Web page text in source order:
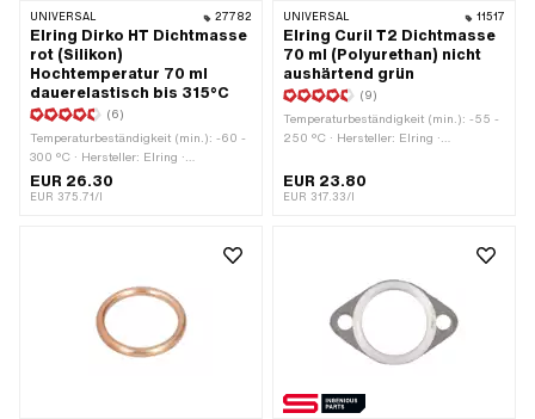
UNIVERSAL 27782
Elring Dirko HT Dichtmasse
rot (Silikon)
Hochtemperatur 70 ml
dauerelastisch bis 315°C
(6)
Temperaturbeständigkeit (min.): -60 -
300 °C · Hersteller: Elring ·
Anwendungsbereich: Chemie · Inhalt:
70 ml · Farbe: rot · Gefahrenhinweis:
EUR 26.30
EUR 375.71/l
UNIVERSAL 11517
Elring Curil T2 Dichtmasse
70 ml (Polyurethan) nicht
aushärtend grün
(9)
Temperaturbeständigkeit (min.): -55 -
250 °C · Hersteller: Elring ·
70 ml · Farbe: grün · Spaltmass
(max.): 0.2 mm
EUR 23.80
EUR 317.33/l